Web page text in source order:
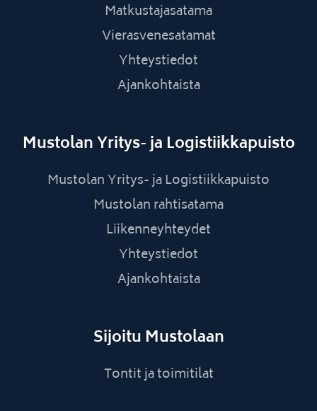
Matkustajasatama
Vierasvenesatamat
Yhteystiedot
Ajankohtaista
Mustolan Yritys- ja Logistiikkapuisto
Mustolan Yritys- ja Logistiikkapuisto
Mustolan rahtisatama
Liikenneyhteydet
Yhteystiedot
Ajankohtaista
Sijoitu Mustolaan
Tontit ja toimitilat